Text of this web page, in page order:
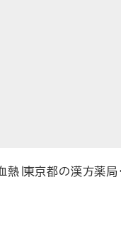
熱∣東京都の漢方薬局